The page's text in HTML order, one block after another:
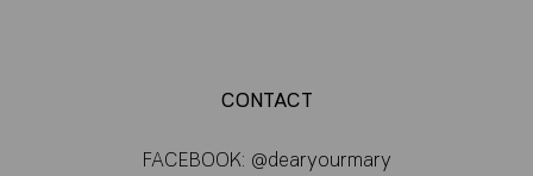
CONTACT
FACEBOOK: @dearyourmary